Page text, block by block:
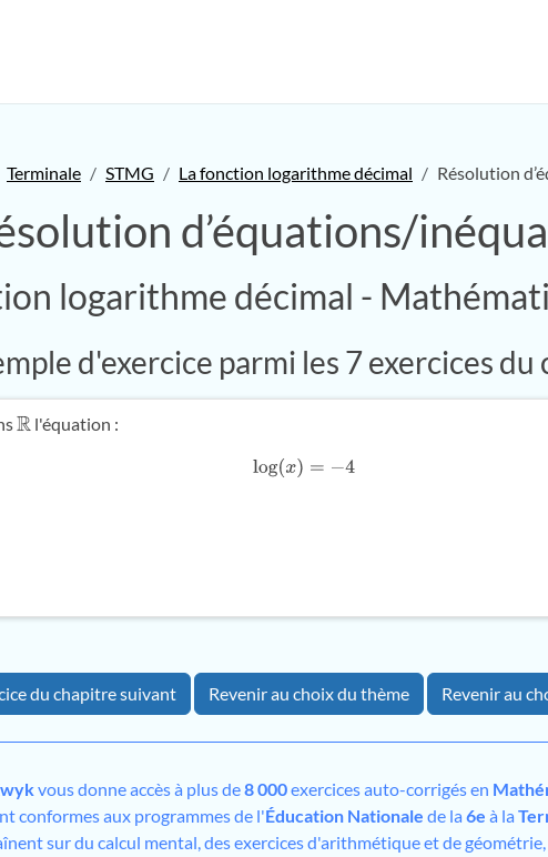
Terminale STMG La fonction logarithme décimal Résolution
d’équations/
logarithme décimal -
d'exercice parmi les 7 exercices du
R l'équation :
log(x =− 4
du chapitre suivant Revenir au choix du thème Revenir au
vous donne accès à plus de8 000exercices auto-corrigés en
conformes aux programmes de l'Éducation Nationale de la 6e à la
sur du calcul mental, des exercices d'arithmétique et de